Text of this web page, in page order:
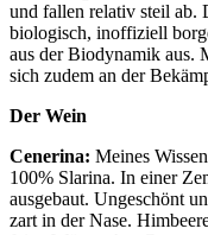
und fallen relativ steil
biologisch, inoffiziell
aus der Biodynamik aus.
sich zudem an der
Der Wein
Cenerina: Meines
100% Slarina. In einer
ausgebaut. Ungeschönt
zart in der Nase.